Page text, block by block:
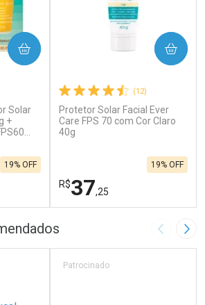
Solar
+
19% OFF
FECHAR
FECHAR
(12)
Protetor Solar Facial Ever
Care FPS 70 com Cor Claro
40g
R$37,25
19% OFF
COMPRAR
Laboratório
Por Menos
Imagem
Patrocinado